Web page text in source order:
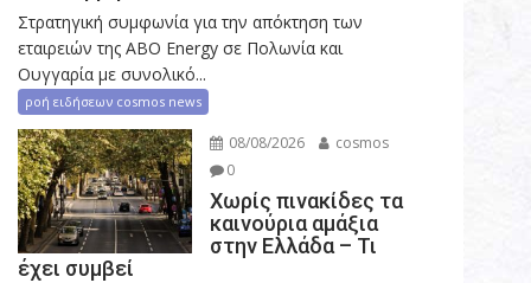
Στρατηγική συμφωνία για την απόκτηση των
εταιρειών της ABO Energy σε Πολωνία και
Ουγγαρία με συνολικό...
ροή ειδήσεων cosmos news
08/08/2026
cosmos
0
Χωρίς πινακίδες τα
καινούρια αμάξια
στην Ελλάδα – Τι
έχει συμβεί